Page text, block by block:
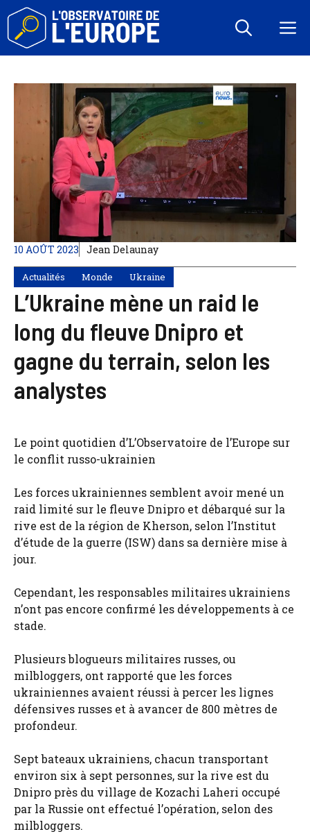
Aller
contenu
10 AOÛT 2023 Jean Delaunay
Actualités Monde Ukraine
L’Ukraine mène un raid le
long du fleuve Dnipro et
gagne du terrain, selon les
analystes
Le point quotidien d’L’Observatoire de l’Europe sur
le conflit russo-ukrainien
Les forces ukrainiennes semblent avoir mené un
raid limité sur le fleuve Dnipro et débarqué sur la
rive est de la région de Kherson, selon l’Institut
d’étude de la guerre (ISW) dans sa dernière mise à
jour.
Cependant, les responsables militaires ukrainiens
n’ont pas encore confirmé les développements à ce
stade.
Plusieurs blogueurs militaires russes, ou
milbloggers, ont rapporté que les forces
ukrainiennes avaient réussi à percer les lignes
défensives russes et à avancer de 800 mètres de
profondeur.
Sept bateaux ukrainiens, chacun transportant
environ six à sept personnes, sur la rive est du
Dnipro près du village de Kozachi Laheri occupé
par la Russie ont effectué l’opération, selon des
milbloggers.